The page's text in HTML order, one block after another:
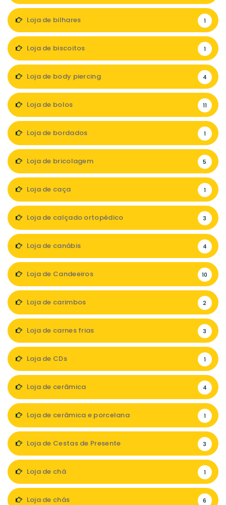
Loja de bilhares 1
Loja de biscoitos 1
Loja de body piercing 4
Loja de bolos 11
Loja de bordados 1
Loja de bricolagem 5
Loja de caça 1
Loja de calçado ortopédico 3
Loja de canábis 4
Loja de Candeeiros 10
Loja de carimbos 2
Loja de carnes frias 3
Loja de CDs 1
Loja de cerâmica 4
Loja de cerâmica e porcelana 1
Loja de Cestas de Presente 3
Loja de chá 1
Loja de chás 6